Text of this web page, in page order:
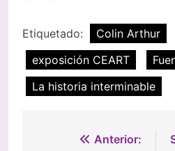
Etiquetado:
Colin Arthur
exposición CEART
La historia interminable
Navegación
Anterior: